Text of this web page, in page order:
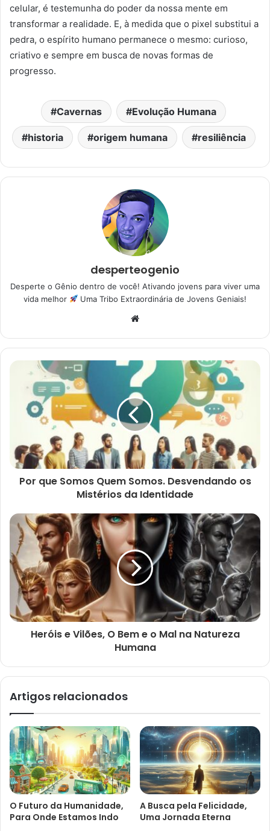
celular, é testemunha do poder da nossa mente em
transformar a realidade. E, à medida que o pixel substitui a
pedra, o espírito humano permanece o mesmo: curioso,
criativo e sempre em busca de novas formas de
progresso.
Cavernas Evolução Humana
historia origem humana resiliência
desperteogenio
Desperte o Gênio dentro de você! Ativando jovens para viver uma
vida melhor
Uma Tribo Extraordinária de Jovens Geniais!
Website
Por que Somos Quem Somos. Desvendando os
Mistérios da Identidade
Heróis e Vilões, O Bem e o Mal na Natureza
Humana
Artigos relacionados
O Futuro da Humanidade,
Para Onde Estamos Indo
A Busca pela Felicidade,
Uma Jornada Eterna